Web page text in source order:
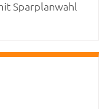
Sparplanwahl